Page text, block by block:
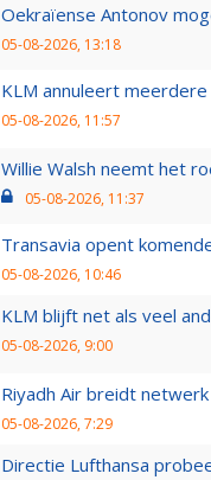
Oekraïense Antonov
05-08-2026, 13:18
KLM annuleert
05-08-2026, 11:57
Willie Walsh neemt het
05-08-2026, 11:37
Transavia opent
05-08-2026, 10:46
KLM blijft net als veel
05-08-2026, 9:00
Riyadh Air breidt
05-08-2026, 7:29
Directie Lufthansa